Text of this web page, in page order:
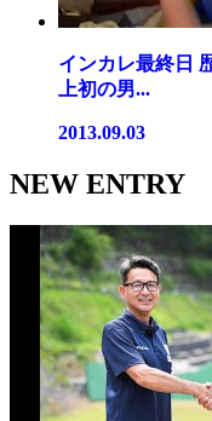
インカレ最終日
上初の男...
2013.09.03
NEW ENTRY